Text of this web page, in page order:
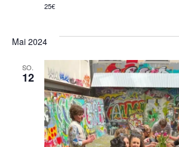
25€
Mai 2024
SO.
12